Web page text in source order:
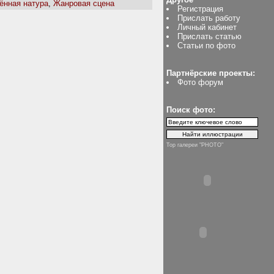
натура Жанровая сцена
Регистрация
Прислать работу
Личный кабинет
Прислать статью
Статьи по фото
Партнёрские проекты:
Фото форум
Поиск фото:
Top галереи "PHOTO"